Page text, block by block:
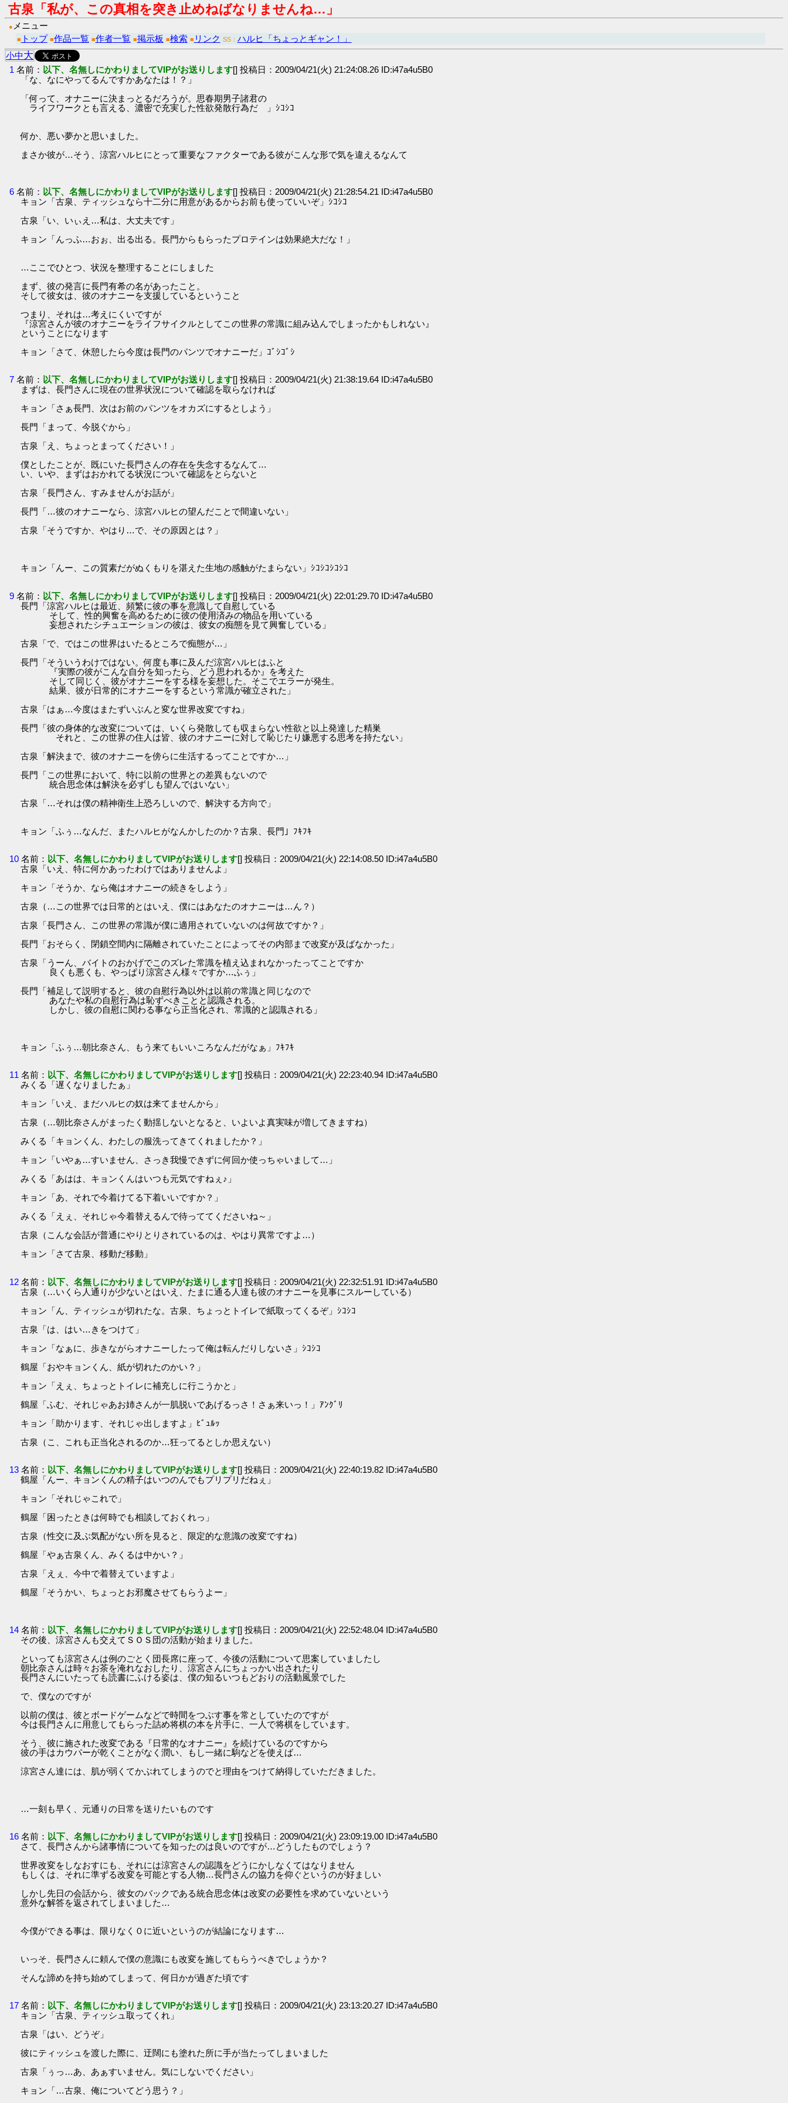
古泉「私が、この真相を突き止めねばなりませんね…」
● メニュー
■ トップ ■作品一覧 ■作者一覧 ■掲示板 ■検索 ■ リンク SS： ハルヒ「ちょっとギャン！」
小中大
1 名前： 以下、名無しにかわりましてVIPがお送りします[] 投稿日：2009/04/21(火) 21:24:08.26 ID:i47a4u5B0
「な、なにやってるんですかあなたは！？」
「何って、オナニーに決まっとるだろうが。思春期男子諸君の
ライフワークとも言える、濃密で充実した性欲発散行為だ 」ｼｺｼｺ
何か、悪い夢かと思いました。
まさか彼が…そう、涼宮ハルヒにとって重要なファクターである彼がこんな形で気を違えるなんて
6 名前： 以下、名無しにかわりましてVIPがお送りします[] 投稿日：2009/04/21(火) 21:28:54.21 ID:i47a4u5B0
キョン「古泉、ティッシュなら十二分に用意があるからお前も使っていいぞ」ｼｺｼｺ
古泉「い、いぃえ…私は、大丈夫です」
キョン「んっふ…おぉ、出る出る。長門からもらったプロテインは効果絶大だな！」
…ここでひとつ、状況を整理することにしました
まず、彼の発言に長門有希の名があったこと。
そして彼女は、彼のオナニーを支援しているということ
つまり、それは…考えにくいですが
『涼宮さんが彼のオナニーをライフサイクルとしてこの世界の常識に組み込んでしまったかもしれない』
ということになります
キョン「さて、休憩したら今度は長門のパンツでオナニーだ」ｺﾞｼｺﾞｼ
7 名前： 以下、名無しにかわりましてVIPがお送りします[] 投稿日：2009/04/21(火) 21:38:19.64 ID:i47a4u5B0
まずは、長門さんに現在の世界状況について確認を取らなければ
キョン「さぁ長門、次はお前のパンツをオカズにするとしよう」
長門「まって、今脱ぐから」
古泉「え、ちょっとまってください！」
僕としたことが、既にいた長門さんの存在を失念するなんて…
い、いや、まずはおかれてる状況について確認をとらないと
古泉「長門さん、すみませんがお話が」
長門「…彼のオナニーなら、涼宮ハルヒの望んだことで間違いない」
古泉「そうですか、やはり…で、その原因とは？」
キョン「んー、この質素だがぬくもりを湛えた生地の感触がたまらない」ｼｺｼｺｼｺｼｺ
9 名前： 以下、名無しにかわりましてVIPがお送りします[] 投稿日：2009/04/21(火) 22:01:29.70 ID:i47a4u5B0
長門「涼宮ハルヒは最近、頻繁に彼の事を意識して自慰している
そして、性的興奮を高めるために彼の使用済みの物品を用いている
妄想されたシチュエーションの彼は、彼女の痴態を見て興奮している」
古泉「で、ではこの世界はいたるところで痴態が…」
長門「そういうわけではない。何度も事に及んだ涼宮ハルヒはふと
『実際の彼がこんな自分を知ったら、どう思われるか』を考えた
そして同じく、彼がオナニーをする様を妄想した。そこでエラーが発生。
結果、彼が日常的にオナニーをするという常識が確立された」
古泉「はぁ…今度はまたずいぶんと変な世界改変ですね」
長門「彼の身体的な改変については、いくら発散しても収まらない性欲と以上発達した精巣
それと、この世界の住人は皆、彼のオナニーに対して恥じたり嫌悪する思考を持たない」
古泉「解決まで、彼のオナニーを傍らに生活するってことですか…」
長門「この世界において、特に以前の世界との差異もないので
統合思念体は解決を必ずしも望んではいない」
古泉「…それは僕の精神衛生上恐ろしいので、解決する方向で」
キョン「ふぅ…なんだ、またハルヒがなんかしたのか？古泉、長門」ﾌｷﾌｷ
10 名前： 以下、名無しにかわりましてVIPがお送りします[] 投稿日：2009/04/21(火) 22:14:08.50 ID:i47a4u5B0
古泉「いえ、特に何かあったわけではありませんよ」
キョン「そうか、なら俺はオナニーの続きをしよう」
古泉（…この世界では日常的とはいえ、僕にはあなたのオナニーは…ん？）
古泉「長門さん、この世界の常識が僕に適用されていないのは何故ですか？」
長門「おそらく、閉鎖空間内に隔離されていたことによってその内部まで改変が及ばなかった」
古泉「うーん、バイトのおかげでこのズレた常識を植え込まれなかったってことですか
良くも悪くも、やっぱり涼宮さん様々ですか…ふぅ」
長門「補足して説明すると、彼の自慰行為以外は以前の常識と同じなので
あなたや私の自慰行為は恥ずべきことと認識される。
しかし、彼の自慰に関わる事なら正当化され、常識的と認識される」
キョン「ふぅ…朝比奈さん、もう来てもいいころなんだがなぁ」ﾌｷﾌｷ
11 名前： 以下、名無しにかわりましてVIPがお送りします[] 投稿日：2009/04/21(火) 22:23:40.94 ID:i47a4u5B0
みくる「遅くなりましたぁ」
キョン「いえ、まだハルヒの奴は来てませんから」
古泉（…朝比奈さんがまったく動揺しないとなると、いよいよ真実味が増してきますね）
みくる「キョンくん、わたしの服洗ってきてくれましたか？」
キョン「いやぁ…すいません、さっき我慢できずに何回か使っちゃいまして…」
みくる「あはは、キョンくんはいつも元気ですねぇ♪」
キョン「あ、それで今着けてる下着いいですか？」
みくる「えぇ、それじゃ今着替えるんで待っててくださいね～」
古泉（こんな会話が普通にやりとりされているのは、やはり異常ですよ…）
キョン「さて古泉、移動だ移動」
12 名前： 以下、名無しにかわりましてVIPがお送りします[] 投稿日：2009/04/21(火) 22:32:51.91 ID:i47a4u5B0
古泉（…いくら人通りが少ないとはいえ、たまに通る人達も彼のオナニーを見事にスルーしている）
キョン「ん、ティッシュが切れたな。古泉、ちょっとトイレで紙取ってくるぞ」ｼｺｼｺ
古泉「は、はい…きをつけて」
キョン「なぁに、歩きながらオナニーしたって俺は転んだりしないさ」ｼｺｼｺ
鶴屋「おやキョンくん、紙が切れたのかい？」
キョン「えぇ、ちょっとトイレに補充しに行こうかと」
鶴屋「ふむ、それじゃあお姉さんが一肌脱いであげるっさ！さぁ来いっ！」ｱﾝｸﾞﾘ
キョン「助かります、それじゃ出しますよ」ﾋﾞｭﾙｯ
古泉（こ、これも正当化されるのか…狂ってるとしか思えない）
13 名前： 以下、名無しにかわりましてVIPがお送りします[] 投稿日：2009/04/21(火) 22:40:19.82 ID:i47a4u5B0
鶴屋「んー、キョンくんの精子はいつのんでもプリプリだねぇ」
キョン「それじゃこれで」
鶴屋「困ったときは何時でも相談しておくれっ」
古泉（性交に及ぶ気配がない所を見ると、限定的な意識の改変ですね）
鶴屋「やぁ古泉くん、みくるは中かい？」
古泉「えぇ、今中で着替えていますよ」
鶴屋「そうかい、ちょっとお邪魔させてもらうよー」
14 名前： 以下、名無しにかわりましてVIPがお送りします[] 投稿日：2009/04/21(火) 22:52:48.04 ID:i47a4u5B0
その後、涼宮さんも交えてＳＯＳ団の活動が始まりました。
といっても涼宮さんは例のごとく団長席に座って、今後の活動について思案していましたし
朝比奈さんは時々お茶を淹れなおしたり、涼宮さんにちょっかい出されたり
長門さんにいたっても読書にふける姿は、僕の知るいつもどおりの活動風景でした
で、僕なのですが
以前の僕は、彼とボードゲームなどで時間をつぶす事を常としていたのですが
今は長門さんに用意してもらった詰め将棋の本を片手に、一人で将棋をしています。
そう、彼に施された改変である『日常的なオナニー』を続けているのですから
彼の手はカウパーが乾くことがなく潤い、もし一緒に駒などを使えば…
涼宮さん達には、肌が弱くてかぶれてしまうのでと理由をつけて納得していただきました。
…一刻も早く、元通りの日常を送りたいものです
16 名前： 以下、名無しにかわりましてVIPがお送りします[] 投稿日：2009/04/21(火) 23:09:19.00 ID:i47a4u5B0
さて、長門さんから諸事情についてを知ったのは良いのですが…どうしたものでしょう？
世界改変をしなおすにも、それには涼宮さんの認識をどうにかしなくてはなりません
もしくは、それに準ずる改変を可能とする人物…長門さんの協力を仰ぐというのが好ましい
しかし先日の会話から、彼女のバックである統合思念体は改変の必要性を求めていないという
意外な解答を返されてしまいました…
今僕ができる事は、限りなく０に近いというのが結論になります…
いっそ、長門さんに頼んで僕の意識にも改変を施してもらうべきでしょうか？
そんな諦めを持ち始めてしまって、何日かが過ぎた頃です
17 名前： 以下、名無しにかわりましてVIPがお送りします[] 投稿日：2009/04/21(火) 23:13:20.27 ID:i47a4u5B0
キョン「古泉、ティッシュ取ってくれ」
古泉「はい、どうぞ」
彼にティッシュを渡した際に、迂闊にも塗れた所に手が当たってしまいました
古泉「ぅっ…あ、あぁすいません。気にしないでください」
キョン「…古泉、俺についてどう思う？」